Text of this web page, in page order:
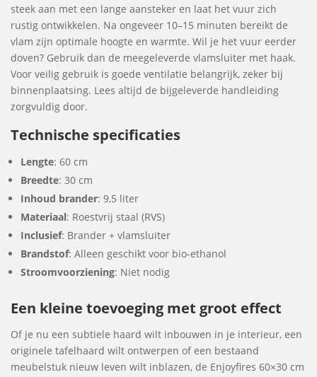
steek aan met een lange aansteker en laat het vuur zich
rustig ontwikkelen. Na ongeveer 10–15 minuten bereikt de
vlam zijn optimale hoogte en warmte. Wil je het vuur eerder
doven? Gebruik dan de meegeleverde vlamsluiter met haak.
Voor veilig gebruik is goede ventilatie belangrijk, zeker bij
binnenplaatsing. Lees altijd de bijgeleverde handleiding
zorgvuldig door.
Technische specificaties
Lengte: 60 cm
Breedte: 30 cm
Inhoud brander: 9,5 liter
Materiaal: Roestvrij staal (RVS)
Inclusief: Brander + vlamsluiter
Brandstof: Alleen geschikt voor bio-ethanol
Stroomvoorziening: Niet nodig
Een kleine toevoeging met groot effect
Of je nu een subtiele haard wilt inbouwen in je interieur, een
originele tafelhaard wilt ontwerpen of een bestaand
meubelstuk nieuw leven wilt inblazen, de Enjoyfires 60×30 cm